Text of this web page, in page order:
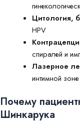
Цитология,
HPV
спиралей и
Лазерное
интимной зоне
Почему
Шинкарука